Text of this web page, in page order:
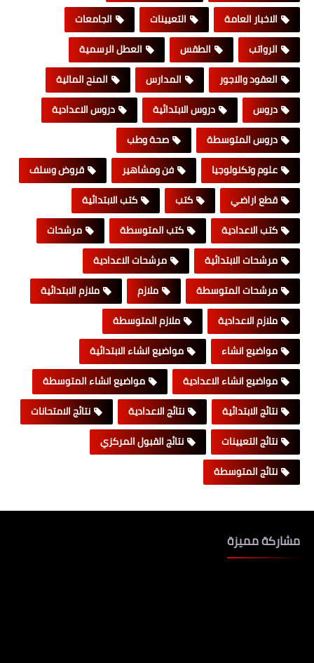
الاخبار العامة
التعيينات
الجامعات
الرواتب
الطقس
العطل الرسمية
العقود والاجور
المدارس
المنح المالية
دروس
دروس الابتدائية
دروس الاعدادية
دروس المتوسطة
صحة وطب
علوم وتكنولوجيا
فن ومشاهير
قروض وسلف
قطع اراضي
كتب
كتب الابتدائية
كتب الاعدادية
كتب المتوسطة
مرشحات
مرشحات الابتدائية
مرشحات الاعدادية
مرشحات المتوسطة
ملازم
ملازم الابتدائية
ملازم الاعدادية
ملازم المتوسطة
مواضيع انشاء
مواضيع انشاء الابتدائية
مواضيع انشاء الاعدادية
مواضيع انشاء المتوسطة
نتائج الابتدائية
نتائج الاعدادية
نتائج الامتحانات
نتائج التعيينات
نتائج القبول المركزي
نتائج المتوسطة
مشاركة مميزة